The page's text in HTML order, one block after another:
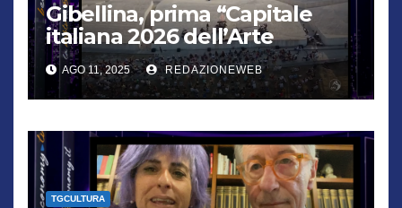
Gibellina, prima “Capitale
italiana 2026 dell’Arte
contemporanea”
AGO 11, 2025 REDAZIONEWEB
TGCULTURA